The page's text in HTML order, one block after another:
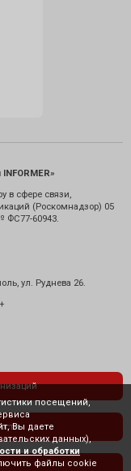
в сфере связи,
(Роскомнадзор) 05
ФС77-60943.
ул. Руднева 26.
посещений,
Вы даете
данных),
и обработки
файлы cookie